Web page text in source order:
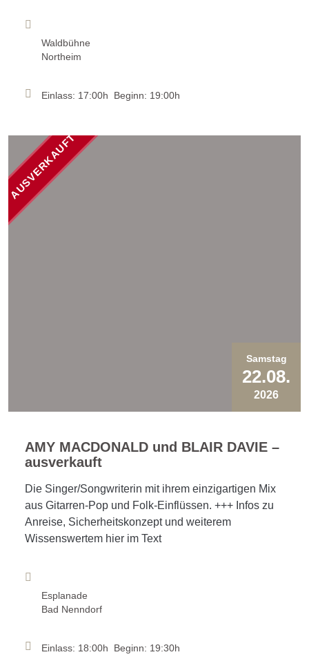
Waldbühne
Northeim
Einlass: 17:00h Beginn: 19:00h
AUSVERKAUFT
Samstag
22.08.
2026
AMY MACDONALD und BLAIR DAVIE –
ausverkauft
Die Singer/Songwriterin mit ihrem einzigartigen Mix
aus Gitarren-Pop und Folk-Einflüssen. +++ Infos zu
Anreise, Sicherheitskonzept und weiterem
Wissenswertem hier im Text
Esplanade
Bad Nenndorf
Einlass: 18:00h Beginn: 19:30h